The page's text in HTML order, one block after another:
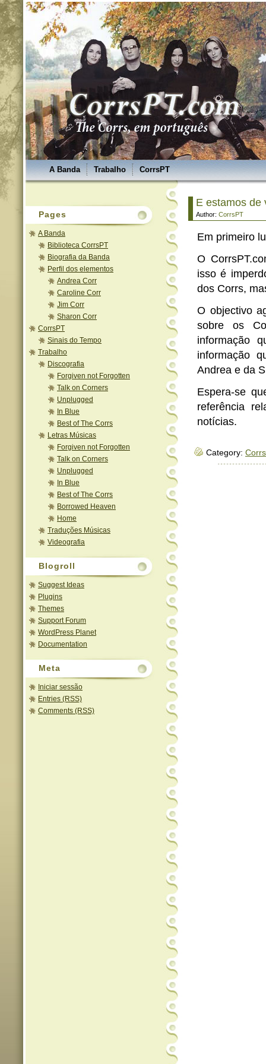
A Banda Trabalho CorrsPT
Pages
A Banda
Biblioteca CorrsPT
Biografia da Banda
Perfil dos elementos
Andrea Corr
Caroline Corr
Jim Corr
Sharon Corr
CorrsPT
Sinais do Tempo
Trabalho
Discografia
Forgiven not Forgotten
Talk on Corners
Unplugged
In Blue
Best of The Corrs
Letras Músicas
Forgiven not Forgotten
Talk on Corners
Unplugged
In Blue
Best of The Corrs
Borrowed Heaven
Home
Traduções Músicas
Videografia
Blogroll
Suggest Ideas
Plugins
Themes
Support Forum
WordPress Planet
Documentation
Meta
Iniciar sessão
Entries (RSS)
Comments (RSS)
E estamos de
Author: CorrsPT
Em primeiro
O
isso é
dos Corrs,
O objectivo
sobre os
informação
informação
Andrea e da
Espera-se
referência
notícias.
Category: